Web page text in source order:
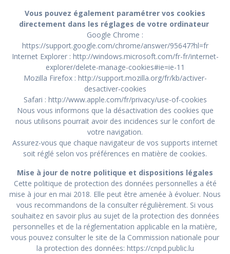
Vous pouvez également paramétrer vos cookies
directement dans les réglages de votre ordinateur
Google Chrome :
https://support.google.com/chrome/answer/95647?hl=fr
Internet Explorer : http://windows.microsoft.com/fr-fr/internet-
explorer/delete-manage-cookies#ie=ie-11
Mozilla Firefox : http://support.mozilla.org/fr/kb/activer-
desactiver-cookies
Safari : http://www.apple.com/fr/privacy/use-of-cookies
Nous vous informons que la désactivation des cookies que
nous utilisons pourrait avoir des incidences sur le confort de
votre navigation.
Assurez-vous que chaque navigateur de vos supports internet
soit réglé selon vos préférences en matière de cookies.
Mise à jour de notre politique et dispositions légales
Cette politique de protection des données personnelles a été
mise à jour en mai 2018. Elle peut être amenée à évoluer. Nous
vous recommandons de la consulter régulièrement. Si vous
souhaitez en savoir plus au sujet de la protection des données
personnelles et de la réglementation applicable en la matière,
vous pouvez consulter le site de la Commission nationale pour
la protection des données: https://cnpd.public.lu